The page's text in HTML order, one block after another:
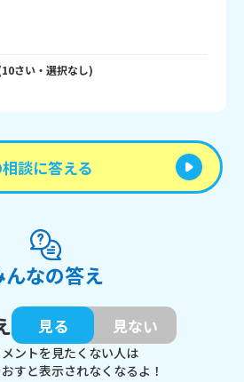
10さい・ 選択なし)
談に答える
んなの答え
見る 見ない
ントを見たくない人は
おすと表示されなくなるよ！